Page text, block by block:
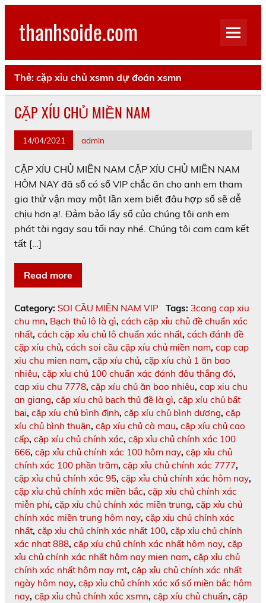
Skip
contentthanhsoide.com
Thẻ: cặp xỉu chủ xsmn dự đoán xsmn
CẶP XÍU CHỦ MIỀN NAM
14/04/2021 admin
CẶP XÍU CHỦ MIỀN NAM CẶP XÍU CHỦ MIỀN NAM
HÔM NAY đã số có số VIP chắc ăn cho anh em tham
gia thử vận may một lần xem biết đâu hợp số sẽ dễ
chịu hơn ạ!. Đảm bảo lấy số của chúng tôi anh em
phát tài ngay sau tối nay nhé. Chúng tôi cam cam kết
tất […]
Read more
Category: SOI CẦU MIỀN NAM VIP Tags: 3cang cap xiu
chu mn, Bạch thủ lô là gì, cách cặp xỉu chủ đề chuẩn xác
nhất, cách cặp xỉu chủ lô chuẩn xác nhất, cách đánh đề
cặp xíu chủ, cách soi cầu cặp xíu chủ miền nam, cap cap
xiu chu mien nam, cặp xíu chủ, cặp xíu chủ 1 ăn bao
nhiêu, cặp xỉu chủ 100 chuẩn xác đánh đâu thắng đó,
cap xiu chu 7778, cặp xíu chủ ăn bao nhiêu, cap xiu chu
an giang, cặp xíu chủ bạch thủ đề là gì, cặp xíu chủ bất
bại, cặp xíu chủ bình định, cặp xíu chủ bình dương, cặp
xíu chủ bình thuận, cặp xíu chủ cà mau, cặp xíu chủ cao
cấp, cặp xíu chủ chính xác, cặp xỉu chủ chính xác 100
666, cặp xỉu chủ chính xác 100 hôm nay, cặp xỉu chủ
chính xác 100 phần trăm, cặp xỉu chủ chính xác 7777,
cặp xỉu chủ chính xác 95, cặp xỉu chủ chính xác hôm nay,
cặp xỉu chủ chính xác miền bắc, cặp xỉu chủ chính xác
miễn phí, cặp xỉu chủ chính xác miền trung, cặp xỉu chủ
chính xác miền trung hôm nay, cặp xỉu chủ chính xác
nhất, cặp xỉu chủ chính xác nhất 100, cặp xỉu chủ chính
xác nhat 888, cặp xíu chủ chính xác nhất hôm nay, cặp
xỉu chủ chính xác nhất hôm nay mien nam, cặp xỉu chủ
chính xác nhất hôm nay mt, cặp xỉu chủ chính xác nhất
ngày hôm nay, cặp xỉu chủ chính xác xổ số miền bắc hôm
nay, cặp xỉu chủ chính xác xsmn, cặp xíu chủ chuẩn, cặp